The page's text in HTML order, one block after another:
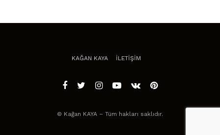
KAĞAN KAYA İLETİŞİM
© Kağan KAYA – Tüm hakları saklıdır.